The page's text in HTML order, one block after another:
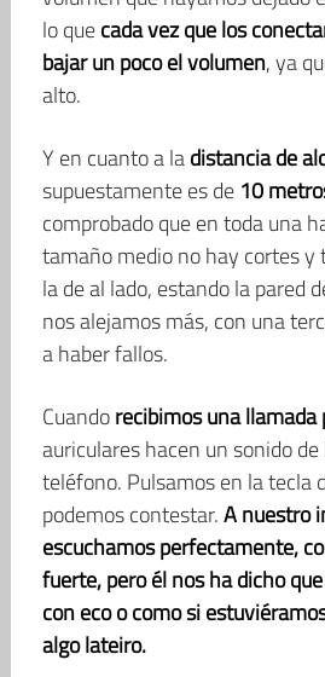
lo quecada vez que los
bajar un poco el volumen, ya
alto.
Y en cuanto a ladistancia de
supuestamente es de 10
comprobado que en toda una
tamaño medio no hay cortes y
la de al lado, estando la pared
nos alejamos más, con una
a haber fallos.
Cuandorecibimos una
auriculares hacen un sonido
teléfono. Pulsamos en la tecla
podemos contestar.A nuestro
escuchamos perfectamente,
fuerte, pero él nos ha dicho
con eco o como si
algo lateiro.